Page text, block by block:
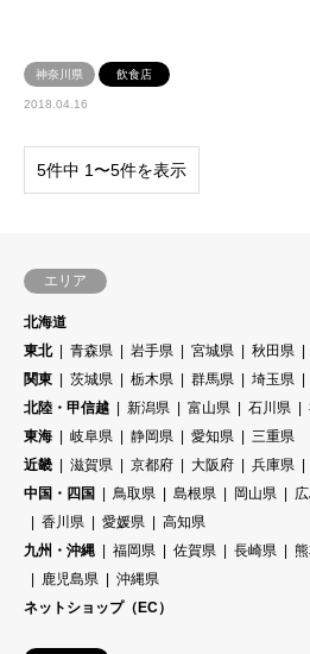
神奈川県 飲食店
2018.04.16
5件中 1〜5件を表示
エリア
北海道
東北
青森県 岩手県 宮城県 秋田県
関東
茨城県 栃木県 群馬県 埼玉県
北陸・甲信越
新潟県 富山県 石川県
東海
岐阜県 静岡県 愛知県
三重県
近畿
滋賀県 京都府 大阪府 兵庫県
中国・四国
鳥取県 島根県 岡山県
香川県
愛媛県
高知県
九州・沖縄
福岡県 佐賀県 長崎県
鹿児島県
沖縄県
ネットショップ（EC）